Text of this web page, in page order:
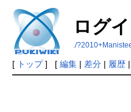
ログ
./
[ トップ] [ 編集| 差分| 履歴|